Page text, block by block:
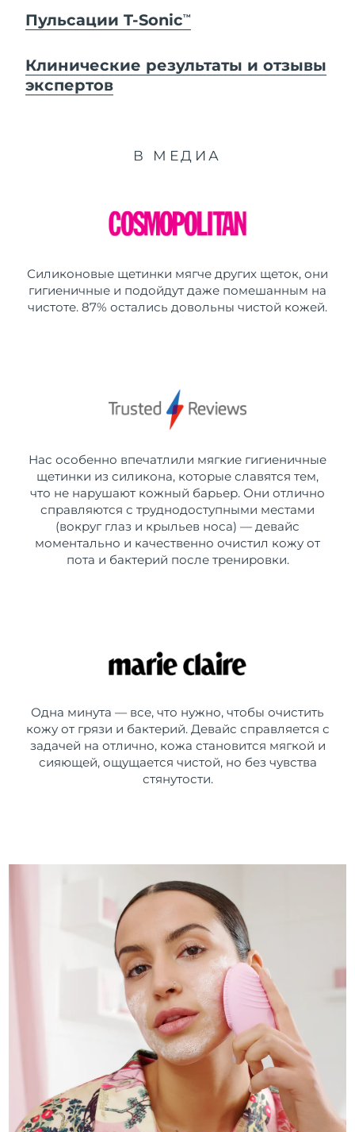
Пульсации T-SonicTM
Клинические результаты и отзывы
экспертов
В МЕДИА
Силиконовые щетинки мягче других щеток, они
гигиеничные и подойдут даже помешанным на
чистоте. 87% остались довольны чистой кожей.
Нас особенно впечатлили мягкие гигиеничные
щетинки из силикона, которые славятся тем,
что не нарушают кожный барьер. Они отлично
справляются с труднодоступными местами
(вокруг глаз и крыльев носа) — девайс
моментально и качественно очистил кожу от
пота и бактерий после тренировки.
Одна минута — все, что нужно, чтобы очистить
кожу от грязи и бактерий. Девайс справляется с
задачей на отлично, кожа становится мягкой и
сияющей, ощущается чистой, но без чувства
стянутости.